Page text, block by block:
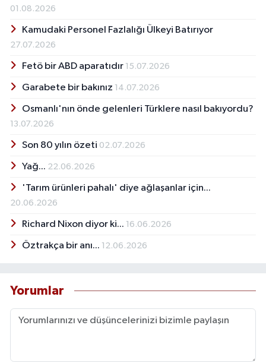
01.08.2026
Kamudaki Personel Fazlalığı Ülkeyi Batırıyor
27.07.2026
Fetö bir ABD aparatıdır 15.07.2026
Garabete bir bakınız 14.07.2026
Osmanlı'nın önde gelenleri Türklere nasıl bakıyordu?
13.07.2026
Son 80 yılın özeti 02.07.2026
Yağ... 22.06.2026
'Tarım ürünleri pahalı' diye ağlaşanlar için...
20.06.2026
Richard Nixon diyor ki... 16.06.2026
Öztrakça bir anı... 12.06.2026
Yorumlar